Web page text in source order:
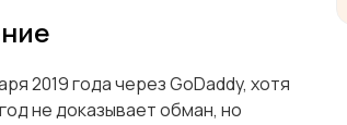
2019 года через GoDaddy, хотя
не доказывает обман, но